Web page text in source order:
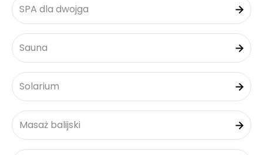
SPA dla dwojga
Sauna
Solarium
Masaż balijski